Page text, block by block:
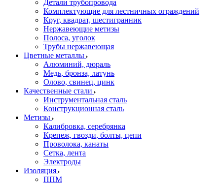
Детали трубопровода
Комплектующие для лестничных ограждений
Круг, квадрат, шестигранник
Нержавеющие метизы
Полоса, уголок
Трубы нержавеющая
Цветные металлы
Алюминий, дюраль
Медь, бронза, латунь
Олово, cвинец, цинк
Качественные стали
Инструментальная сталь
Конструкционная сталь
Метизы
Калибровка, серебрянка
Крепеж, гвозди, болты, цепи
Проволока, канаты
Сетка, лента
Электроды
Изоляция
ППМ